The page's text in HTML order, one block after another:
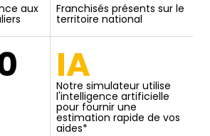
aux Franchisés présents sur le
territoire national
IA
Notre simulateur utilise
l'intelligence artificielle
pour fournir une
estimation rapide de vos
aides*